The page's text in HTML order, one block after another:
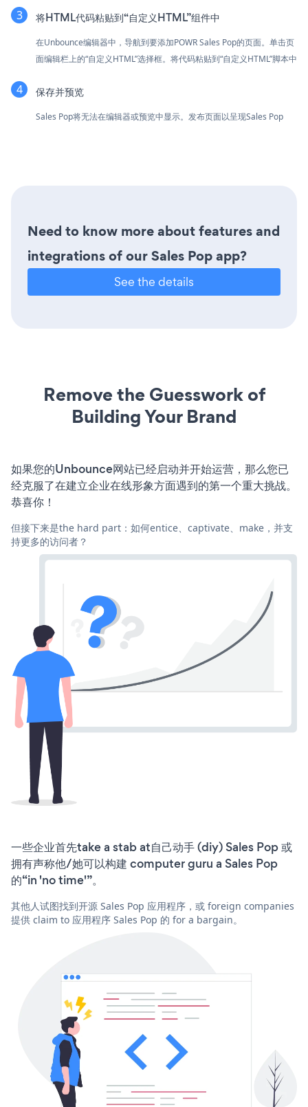
将HTML代码粘贴到“自定义HTML”组件中
在Unbounce编辑器中，导航到要添加POWR Sales Pop的页面。单击页
面编辑栏上的“自定义HTML”选择框。将代码粘贴到“自定义HTML”脚本中
保存并预览
Sales Pop将无法在编辑器或预览中显示。发布页面以呈现Sales Pop
Need to know more about features and
integrations of our Sales Pop app?
See the details
Remove the Guesswork of
Building Your Brand
如果您的Unbounce网站已经启动并开始运营，那么您已
经克服了在建立企业在线形象方面遇到的第一个重大挑战。
恭喜你！
但接下来是the hard part：如何entice、captivate、make，并支
持更多的访问者？
一些企业首先take a stab at自己动手 (diy) Sales Pop 或
拥有声称他/她可以构建 computer guru a Sales Pop
的“in 'no time'”。
其他人试图找到开源 Sales Pop 应用程序，或 foreign companies
提供 claim to 应用程序 Sales Pop 的 for a bargain。